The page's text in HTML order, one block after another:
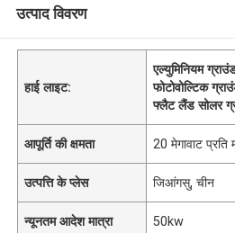
उत्पाद विवरण
हाई लाइट:
एल्युमिनियम
फोटोवोल्टिक
फ्लैट लैंड सोलर
आपूर्ति की क्षमता 20 मेगावाट प्रति
उत्पत्ति के प्लेस जिआंगसु, चीन
न्यूनतम आदेश मात्रा 50kw